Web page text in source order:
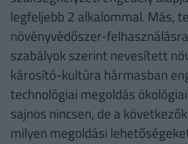
legfeljebb 2 alkalommal. Más,
növényvédőszer-
szabályok szerint nevesített
károsító-kultúra hármasban
technológiai megoldás
sajnos nincsen, de a
milyen megoldási